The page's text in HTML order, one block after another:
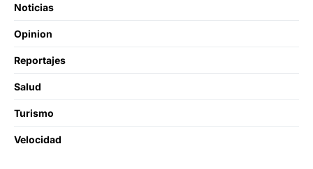
Noticias
Opinion
Reportajes
Salud
Turismo
Velocidad